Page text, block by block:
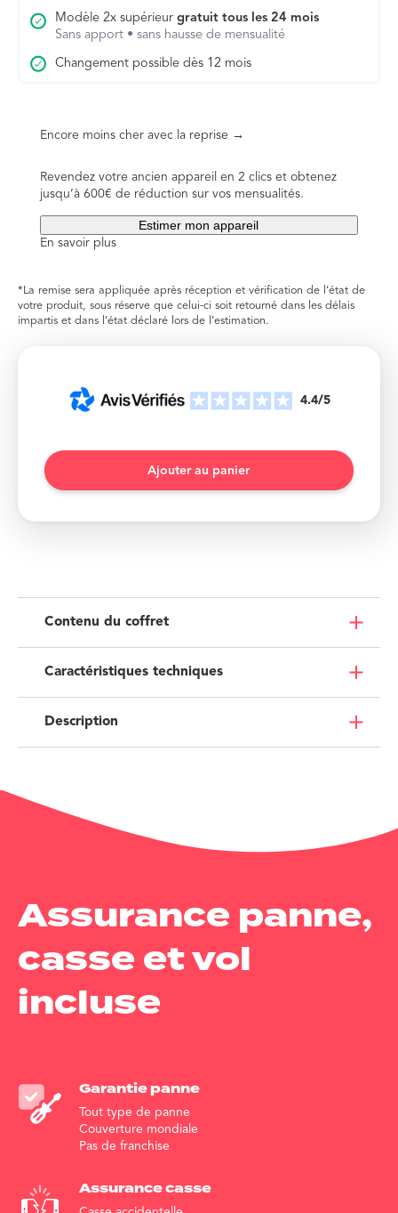
Modèle 2x supérieur gratuit tous les 24 mois
Sans apport • sans hausse de mensualité
Changement possible dès 12 mois
Encore moins cher avec la reprise →
Revendez votre ancien appareil en 2 clics et obtenez
jusqu’à 600€ de réduction sur vos mensualités.
Estimer mon appareil
En savoir plus
*La remise sera appliquée après réception et vérification de l’état de
votre produit, sous réserve que celui-ci soit retourné dans les délais
impartis et dans l’état déclaré lors de l’estimation.
4.4/5
Contenu du coffret
Caractéristiques techniques
Description
Assurance panne,
casse et vol
incluse
Garantiepanne
Tout type de panne
Couverture mondiale
Pas de franchise
Assurancecasse